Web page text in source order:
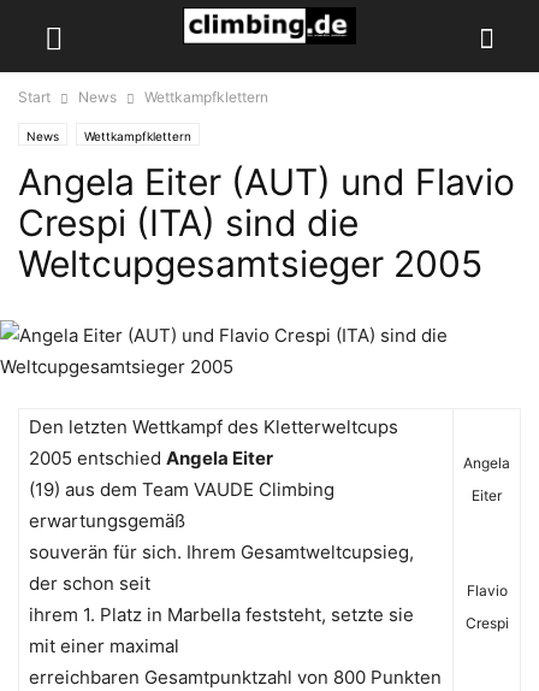
Start News Wettkampfklettern
News Wettkampfklettern
Angela Eiter (AUT) und Flavio
Crespi (ITA) sind die
Weltcupgesamtsieger 2005
Den letzten Wettkampf des Kletterweltcups
2005 entschied Angela Eiter
(19) aus dem Team VAUDE Climbing
erwartungsgemäß
souverän für sich. Ihrem Gesamtweltcupsieg,
der schon seit
ihrem 1. Platz in Marbella feststeht, setzte sie
mit einer maximal
erreichbaren Gesamtpunktzahl von 800 Punkten
Angela
Eiter
Flavio
Crespi